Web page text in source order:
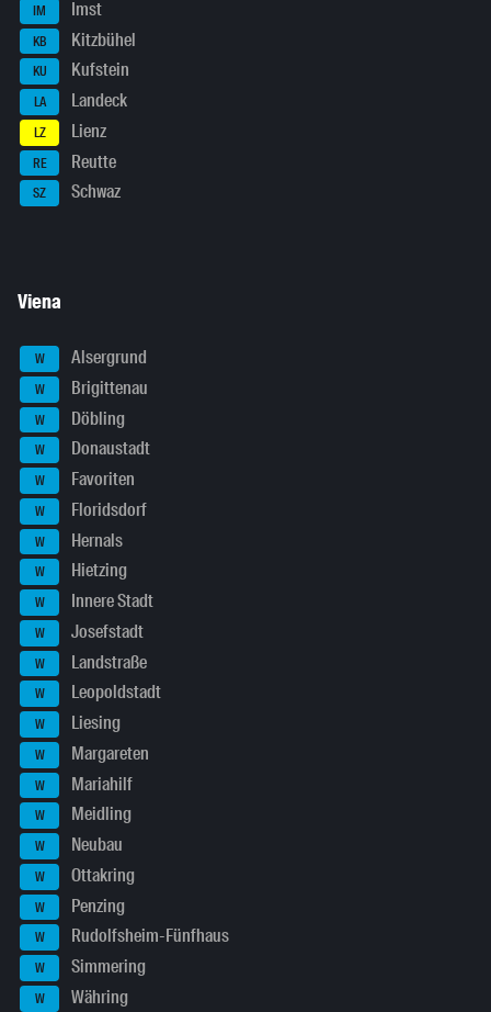
IM Imst
KB Kitzbühel
KU Kufstein
LA Landeck
LZ Lienz
RE Reutte
SZ Schwaz
Viena
W Alsergrund
W Brigittenau
W Döbling
W Donaustadt
W Favoriten
W Floridsdorf
W Hernals
W Hietzing
W Innere Stadt
W Josefstadt
W Landstraße
W Leopoldstadt
W Liesing
W Margareten
W Mariahilf
W Meidling
W Neubau
W Ottakring
W Penzing
W Rudolfsheim-Fünfhaus
W Simmering
W Währing